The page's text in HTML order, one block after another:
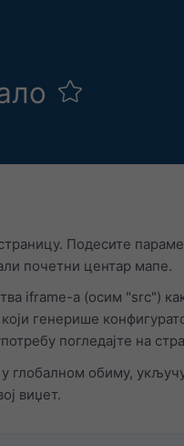
Подесите
почетни центар мапе.
iframe-а (осим "src")
генерише
погледајте на
глобалном обиму,
виџет.